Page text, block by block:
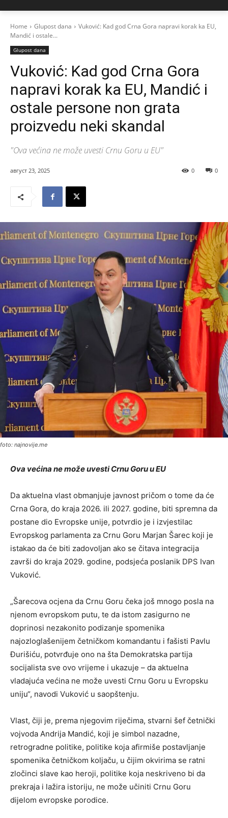
Home Glupost dana
Vuković: Kad god Crna Gora napravi korak ka EU,
Mandić i ostale...
Glupost dana
Vuković: Kad god Crna Gora
napravi korak ka EU, Mandić i
ostale persone non grata
proizvedu neki skandal
"Ova većina ne može uvesti Crnu Goru u EU"
август 23, 2025 0
0
foto: najnovije.me
Ova većina ne može uvesti Crnu Goru u EU
Da aktuelna vlast obmanjuje javnost pričom o tome da će
Crna Gora, do kraja 2026. ili 2027. godine, biti spremna da
postane dio Evropske unije, potvrdio je i izvjestilac
Evropskog parlamenta za Crnu Goru Marjan Šarec koji je
istakao da će biti zadovoljan ako se čitava integracija
završi do kraja 2029. godine, podsjeća poslanik DPS Ivan
Vuković.
„Šarecova ocjena da Crnu Goru čeka još mnogo posla na
njenom evropskom putu, te da istom zasigurno ne
doprinosi nezakonito podizanje spomenika
najozloglašenijem četničkom komandantu i fašisti Pavlu
Đurišiću, potvrđuje ono na šta Demokratska partija
socijalista sve ovo vrijeme i ukazuje – da aktuelna
vladajuća većina ne može uvesti Crnu Goru u Evropsku
uniju“, navodi Vuković u saopštenju.
Vlast, čiji je, prema njegovim riječima, stvarni šef četnički
vojvoda Andrija Mandić, koji je simbol nazadne,
retrogradne politike, politike koja afirmiše postavljanje
spomenika četničkom koljaču, u čijim okvirima se ratni
zločinci slave kao heroji, politike koja neskriveno bi da
prekraja i lažira istoriju, ne može učiniti Crnu Goru
dijelom evropske porodice.